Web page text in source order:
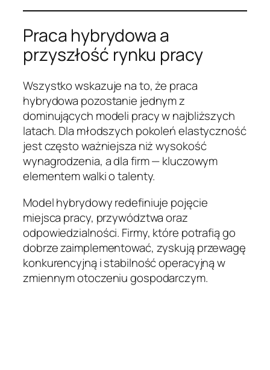
Praca hybrydowa a
przyszłość rynku pracy
Wszystko wskazuje na to, że praca
hybrydowa pozostanie jednym z
dominujących modeli pracy w najbliższych
latach. Dla młodszych pokoleń elastyczność
jest często ważniejsza niż wysokość
wynagrodzenia, a dla firm — kluczowym
elementem walki o talenty.
Model hybrydowy redefiniuje pojęcie
miejsca pracy, przywództwa oraz
odpowiedzialności. Firmy, które potrafią go
dobrze zaimplementować, zyskują przewagę
konkurencyjną i stabilność operacyjną w
zmiennym otoczeniu gospodarczym.